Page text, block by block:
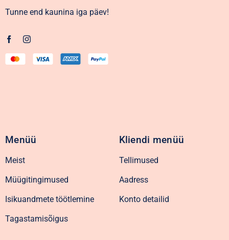
Tunne end kaunina iga päev!
Menüü
Meist
Müügitingimused
Isikuandmete töötlemine
Tagastamisõigus
Kliendi menüü
Tellimused
Aadress
Konto detailid